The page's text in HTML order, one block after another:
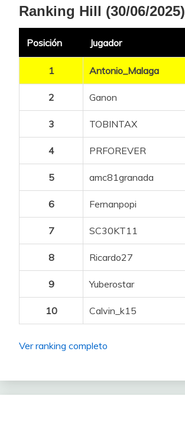
Ranking Hill (30/06/2025)
Posición Jugador
1 Antonio_Malaga
2 Ganon
3 TOBINTAX
4 PRFOREVER
5 amc81granada
6 Fernanpopi
7 SC30KT11
8 Ricardo27
9 Yuberostar
10 Calvin_k15
Ver ranking completo